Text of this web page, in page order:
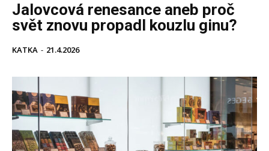
Jalovcová renesance aneb proč
svět znovu propadl kouzlu ginu?
KATKA - 21.4.2026